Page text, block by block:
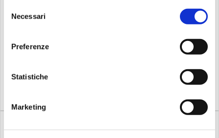
delNecessari
Preferenze
Statistiche
Marketing
Lunghezza 30cm
Compra Compra